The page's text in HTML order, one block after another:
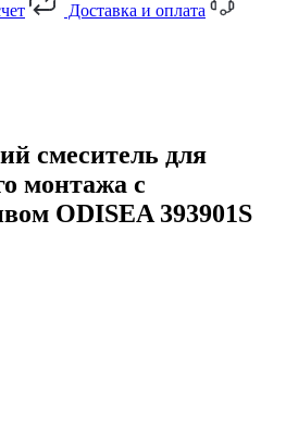
Доставка и оплата
смеситель для
монтажа с
ODISEA 393901S